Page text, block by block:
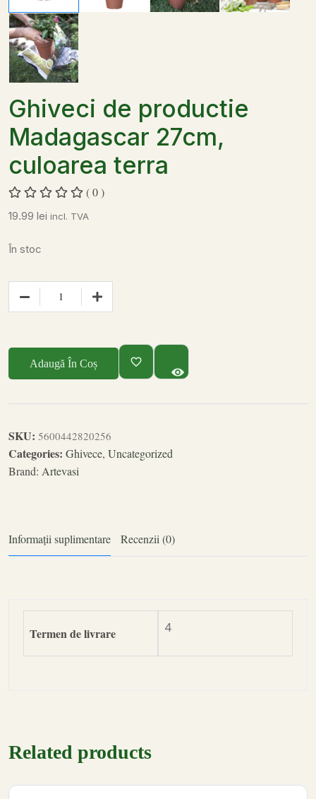
Ghiveci de productie
Madagascar 27cm,
culoarea terra
( 0 )
19.99 lei incl. TVA
În stoc
Adaugă În Coș
SKU: 5600442820256
Categories: Ghivece, Uncategorized
Brand: Artevasi
Informații suplimentare Recenzii (0)
Termen de livrare 4
Related products